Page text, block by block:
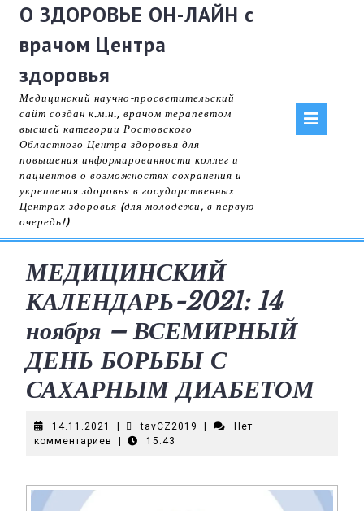
content
О ЗДОРОВЬЕ ОН-ЛАЙН с
врачом Центра
здоровья
Медицинский научно-просветительский
сайт создан к.м.н., врачом терапевтом
высшей категории Ростовского
Областного Центра здоровья для
повышения информированности коллег и
пациентов о возможностях сохранения и
укрепления здоровья в государственных
Центрах здоровья (для молодежи, в первую
очередь!)
МЕДИЦИНСКИЙ
КАЛЕНДАРЬ-2021: 14
ноября – ВСЕМИРНЫЙ
ДЕНЬ БОРЬБЫ С
САХАРНЫМ ДИАБЕТОМ
14.11.2021 14.11.2021tavCZ2019 tavCZ2019
Нет
комментариев
15:43